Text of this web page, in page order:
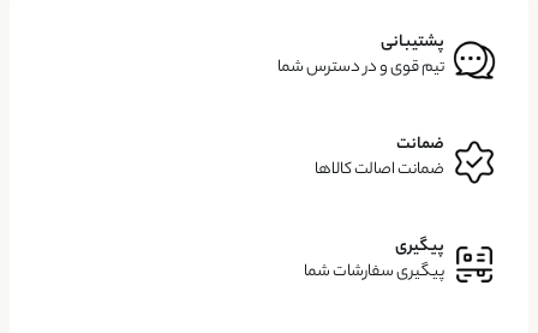
پشتیبانی
تیم قوی و در دسترس شما
ضمانت
ضمانت اصالت کالاها
پیگیری
پیگیری سفارشات شما